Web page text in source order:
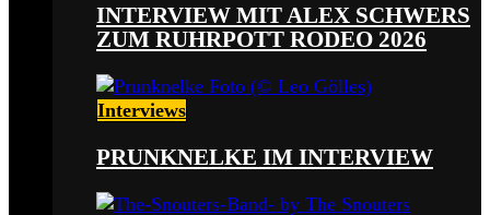
INTERVIEW MIT ALEX SCHWERS
ZUM RUHRPOTT RODEO 2026
Interviews
PRUNKNELKE IM INTERVIEW